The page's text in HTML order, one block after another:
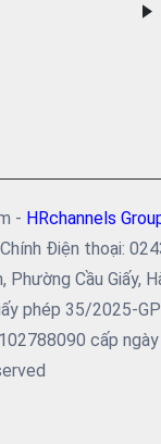
- HRchannels
Điện thoại:
Cầu Giấy,
phép 35/2025-GP
cấp